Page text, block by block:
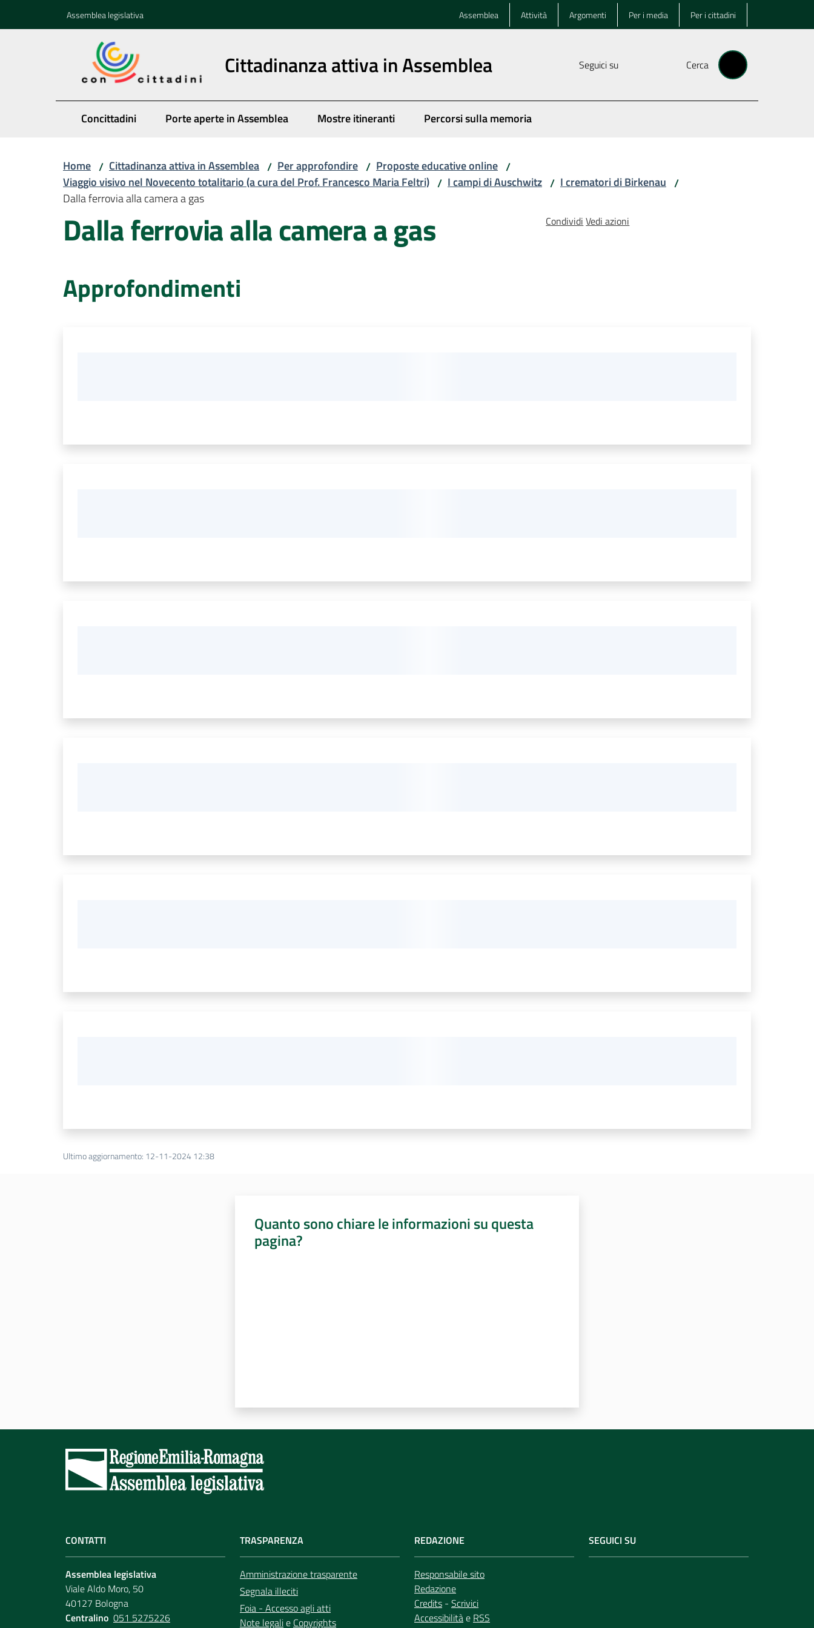
Assemblea legislativa Assemblea Attività Argomenti Per i media Per i cittadini
Cittadinanza attiva in Assemblea Seguici su Cerca
Concittadini Porte aperte in Assemblea Mostre itineranti Percorsi sulla memoria
Home / Cittadinanza attiva in Assemblea / Per approfondire / Proposte educative online /
Viaggio visivo nel Novecento totalitario (a cura del Prof. Francesco Maria Feltri) / I campi di Auschwitz / I crematori di Birkenau /
Dalla ferrovia alla camera a gas
Dalla ferrovia alla camera a gas Condividi Vedi azioni
Approfondimenti
Ultimo aggiornamento: 12-11-2024 12:38
Quanto sono chiare le informazioni su questa
pagina?
CONTATTI
Assemblea legislativa
Viale Aldo Moro, 50
40127 Bologna
Centralino 051 5275226
TRASPARENZA
Amministrazione trasparente
Segnala illeciti
Foia - Accesso agli atti
Note legalie Copyrights
REDAZIONE
Responsabile sito
Redazione
Credits - Scrivici
Accessibilitàe RSS
SEGUICI SU